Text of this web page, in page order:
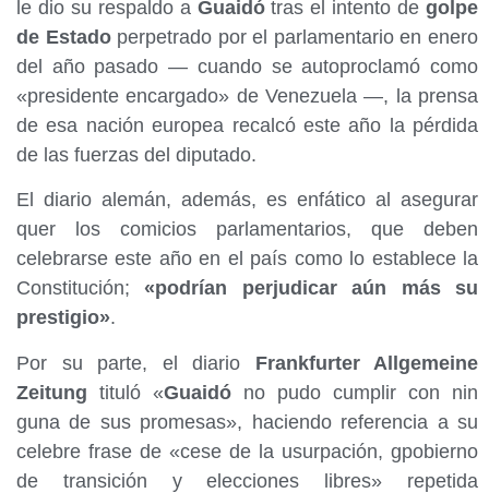
le dio su respaldo a Guaidótras el intento de golpe
de Estadoperpetrado por el parlamentario en enero
del año pasado — cuando se autoproclamó como
«presidente encargado» de Venezuela —, la prensa
de esa nación europea recalcó este año la pérdida
de las fuerzas del diputado.
El diario alemán, además, es enfático al asegurar
quer los comicios parlamentarios, que deben
celebrarse este año en el país como lo establece la
Constitución; «podrían perjudicar aún más su
prestigio».
Por su parte, el diario Frankfurter Allgemeine
Zeitung tituló «Guaidó no pudo cumplir con nin
guna de sus promesas», haciendo referencia a su
celebre frase de «cese de la usurpación, gpobierno
de transición y elecciones libres» repetida